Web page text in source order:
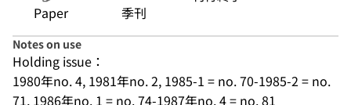
Paper 季刊
Notes on use
Holding issue：
1980年no. 4, 1981年no. 2, 1985-1 = no. 70-1985-2 = no.
71, 1986年no. 1 = no. 74-1987年no. 4 = no. 81